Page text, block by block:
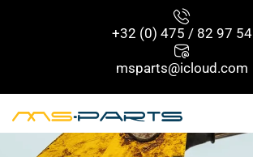
+32 (0) 475 / 82 97 54
msparts@icloud.com